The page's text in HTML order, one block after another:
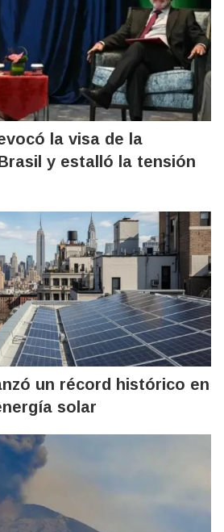
la visa de la
y estalló la tensión
un récord histórico en
solar